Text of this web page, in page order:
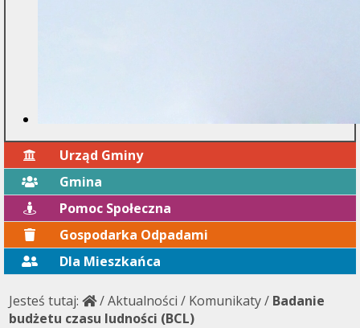
Urząd Gminy
Gmina
Pomoc Społeczna
Gospodarka Odpadami
Dla Mieszkańca
Jesteś tutaj: /Aktualności / Komunikaty/ Badanie
budżetu czasu ludności (BCL)